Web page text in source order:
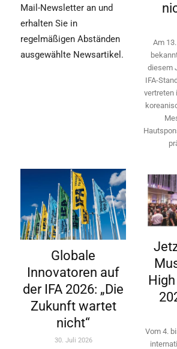
Mail-Newsletter an und
erhalten Sie in
regelmäßigen Abständen
ausgewählte Newsartikel.
Am
diesem
IFA-
vertreten
Globale
Innovatoren auf
der IFA 2026: „Die
Zukunft wartet
nicht“
30. Juli 2026
Vom 4.